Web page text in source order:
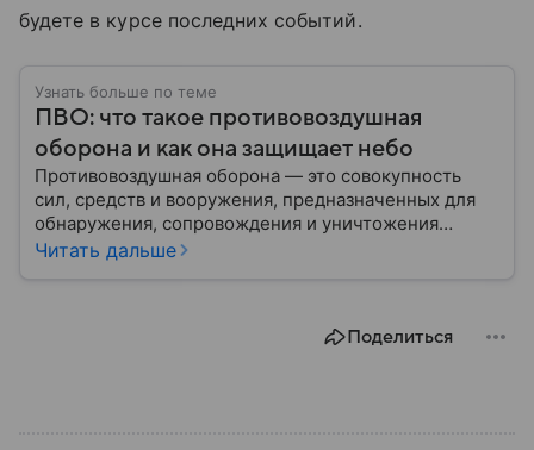
будете в курсе последних событий.
Узнать больше по теме
ПВО: что такое противовоздушная
оборона и как она защищает небо
Противовоздушная оборона — это совокупность
сил, средств и вооружения, предназначенных для
обнаружения, сопровождения и уничтожения
средств воздушного нападения. Современные
Читать дальше
Поделиться